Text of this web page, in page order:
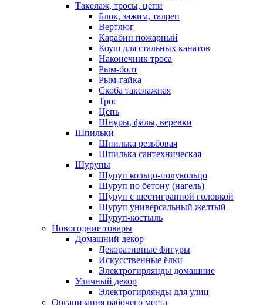
Такелаж, тросы, цепи
Блок, зажим, талреп
Вертлюг
Карабин пожарный
Коуш для стальных канатов
Наконечник троса
Рым-болт
Рым-гайка
Скоба такелажная
Трос
Цепь
Шнуры, фалы, веревки
Шпильки
Шпилька резьбовая
Шпилька сантехническая
Шурупы
Шуруп кольцо-полукольцо
Шуруп по бетону (нагель)
Шуруп с шестигранной головкой
Шуруп универсальный желтый
Шуруп-костыль
Новогодние товары
Домашний декор
Декоративные фигуры
Искусственные ёлки
Электрогирлянды домашние
Уличный декор
Электрогирлянды для улиц
Организация рабочего места